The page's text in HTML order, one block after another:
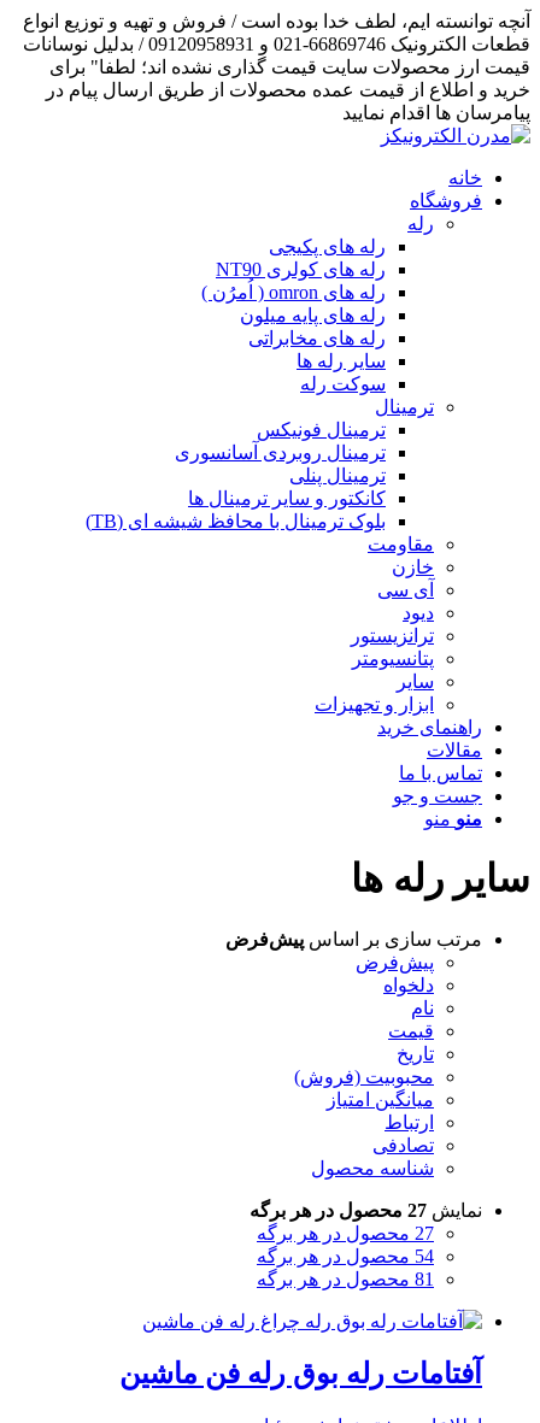
آنچه توانسته ایم، لطف خدا بوده است / فروش و تهیه و توزیع انواع
قطعات الکترونیک 66869746-021 و 09120958931 / بدلیل نوسانات
قیمت ارز محصولات سایت قیمت گذاری نشده اند؛ لطفا" برای
خرید و اطلاع از قیمت عمده محصولات از طریق ارسال پیام در
پیامرسان ها اقدام نمایید
خانه
فروشگاه
رله
رله های پکیجی
رله های کولری NT90
رله های omron ( اُمرُن )
رله های پایه میلون
رله های مخابراتی
سایر رله ها
سوکت رله
ترمینال
ترمینال فونیکس
ترمینال روبردی آسانسوری
ترمینال پنلی
کانکتور و سایر ترمینال ها
بلوک ترمینال با محافظ شیشه ای (TB)
مقاومت
خازن
آی سی
دیود
ترانزیستور
پتانسیومتر
سایر
ابزار و تجهیزات
راهنمای خرید
مقالات
تماس با ما
جست و جو
منو منو
سایر رله ها
مرتب سازی بر اساس پیش‌فرض
پیش‌فرض
دلخواه
نام
قیمت
تاریخ
محبوبیت (فروش)
میانگین امتیاز
ارتباط
تصادفی
شناسه محصول
نمایش 27 محصول در هر برگه
27 محصول در هر برگه
54 محصول در هر برگه
81 محصول در هر برگه
آفتامات رله بوق رله فن ماشین